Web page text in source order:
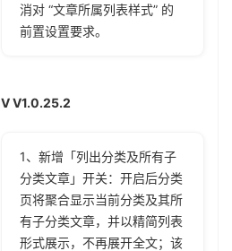
消对 “文章所属列表样式” 的
前置设置要求。
V V1.0.25.2
1、新增「列出分类及所有子
分类文章」开关：开启后分类
页将聚合显示当前分类及其所
有子分类文章，并以精简列表
形式展示，不再展开全文；该